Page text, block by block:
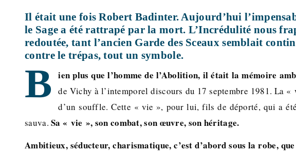
Il était une fois Robert Badinter. Aujourd’hui
le Sage a été rattrapé par la mort. L’Incrédulité nous
redoutée, tant l’ancien Garde des Sceaux semblait
contre le trépas, tout un symbole.
B ien plus que l’homme de l’Abolition, il était la mémoire
de Vichy à l’intemporel discours du 17 septembre 1981. La
d’un souffle. Cette « vie », pour lui, fils de déporté, qui a
sauva.Sa « vie », son combat, son œuvre, son héritage.
Ambitieux, séducteur, charismatique, c’est d’abord sous la robe,